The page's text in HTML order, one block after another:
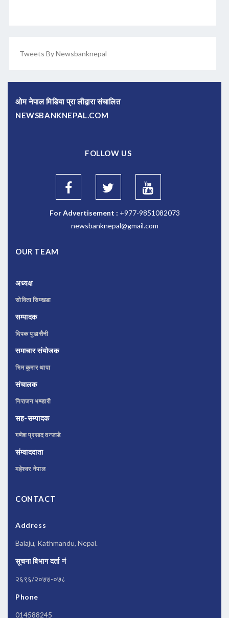
Tweets By Newsbanknepal
ओम नेपाल मिडिया प्रा लीद्वारा संचालित
NEWSBANKNEPAL.COM
FOLLOW US
For Advertisement : +977-9851082073
newsbanknepal@gmail.com
OUR TEAM
अध्यक्ष
सोविता सिम्खडा
सम्पादक
दिपक पुडासैनी
समाचार संयोजक
भिम कुमार थापा
संचालक
निराजन भण्डारी
सह-सम्पादक
गणेश प्रसाद वन्जाडे
संम्वाददाता
महेश्वर नेपाल
CONTACT
Address
Balaju, Kathmandu, Nepal.
सूचना बिभाग दर्ता नं
२६९६/२०७७-०७८
Phone
014588245